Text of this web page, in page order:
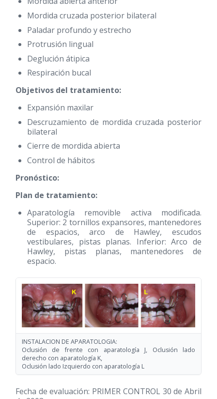
Mordida cruzada posterior bilateral
Paladar profundo y estrecho
Protrusión lingual
Deglución átipica
Respiración bucal
Objetivos del tratamiento:
Expansión maxilar
Descruzamiento de mordida cruzada posterior
bilateral
Cierre de mordida abierta
Control de hábitos
Pronóstico:
Plan de tratamiento:
Aparatología removible activa modificada.
Superior: 2 tornillos expansores, mantenedores
de espacios, arco de Hawley, escudos
vestibulares, pistas planas. Inferior: Arco de
Hawley, pistas planas, mantenedores de
espacio.
INSTALACION DE APARATOLOGIA:
Oclusión de frente con aparatología J, Oclusión lado
derecho con aparatología K,
Oclusión lado Izquierdo con aparatología L
Fecha de evaluación: PRIMER CONTROL 30 de Abril